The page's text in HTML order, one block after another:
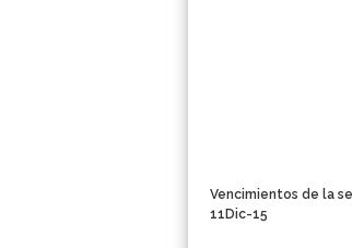
Vencimientos de la
11Dic-15